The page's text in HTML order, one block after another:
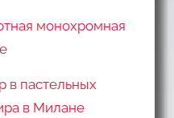
монохромная
в пастельных
в Милане